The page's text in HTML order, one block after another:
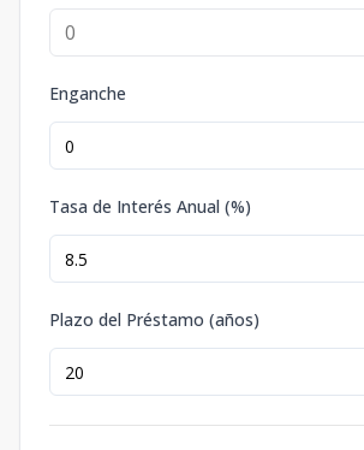
Enganche
Tasa de Interés Anual (%)
Plazo del Préstamo (años)